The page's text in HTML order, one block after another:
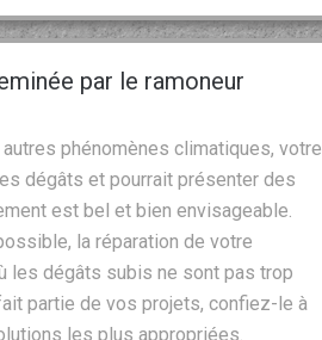
par le ramoneur
phénomènes climatiques, votre
dégâts et pourrait présenter des
est bel et bien envisageable.
la réparation de votre
les dégâts subis ne sont pas trop
partie de vos projets, confiez-le à
les plus appropriées.